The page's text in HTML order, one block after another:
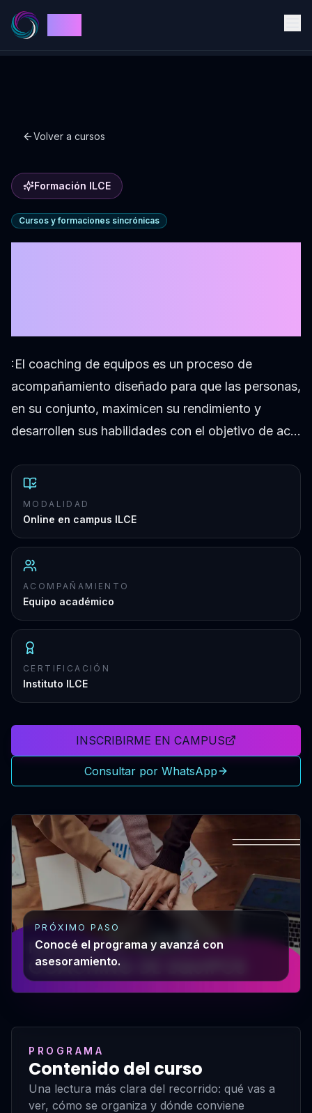
Volver a cursos
Formación ILCE
Cursos y formaciones sincrónicas
:El coaching de equipos es un proceso de
acompañamiento diseñado para que las personas,
en su conjunto, maximicen su rendimiento y
desarrollen sus habilidades con el objetivo de ac…
MODALIDAD
Online en campus ILCE
ACOMPAÑAMIENTO
Equipo académico
CERTIFICACIÓN
Instituto ILCE
INSCRIBIRME EN CAMPUS
Consultar por WhatsApp
PRÓXIMO PASO
Conocé el programa y avanzá con
asesoramiento.
PROGRAMA
Contenido del curso
Una lectura más clara del recorrido: qué vas a
ver, cómo se organiza y dónde conviene